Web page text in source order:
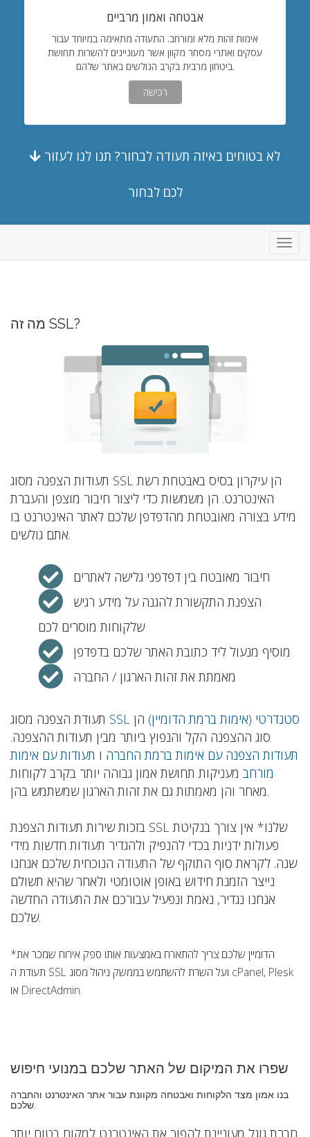
אבטחה ואמון מרביים
אימות זהות מלא ומורחב. התעודה מתאימה במיוחד עבור
עסקים ואתרי מסחר מקוון אשר מעוניינים להשרות תחושת
ביטחון מרבית בקרב הגולשים באתר שלהם.
רכישה
לכם לבחור
ניווט
מה זה SSL?
תעודות הצפנה מסוג SSL הן עיקרון בסיס באבטחת רשת
האינטרנט. הן משמשות כדי ליצור חיבור מוצפן והעברת
מידע בצורה מאובטחת מהדפדפן שלכם לאתר האינטרנט בו
אתם גולשים.
חיבור מאובטח בין דפדפני גלישה לאתרים
הצפנת התקשורת להגנה על מידע רגיש
שלקוחות מוסרים לכם
מוסיף מנעול ליד כתובת האתר שלכם בדפדפן
מאמתת את זהות הארגון / החברה
SSL סטנדרטי (אימות ברמת הדומיין) הן
סוג ההצפנה הקל והנפוץ ביותר מבין תעודות ההצפנה.
תעודות הצפנה עם אימות ברמת החברה ו תעודות עם אימות
מורחב מעניקות תחושת אמון גבוהה יותר בקרב לקוחות
מאחר והן מאמתות גם את זהות הארגון שמשתמש בהן.
בזכות שירות תעודות הצפנת SSL שלנו* אין צורך בנקיטת
פעולות ידניות בכדי להנפיק ולהגדיר תעודות חדשות מידי
שנה. לקראת סוף התוקף של התעודה הנוכחית שלכם אנחנו
נייצר הזמנת חידוש באופן אוטומטי ולאחר שהיא תשולם
אנחנו נגדיר, נאמת ונפעיל עבורכם את התעודה החדשה
שלכם.
*הדומיין שלכם צריך להתארח באמצעות אותו ספק אירוח שמכר את
תעודת ה SSL ועל השרת להשתמש בממשק ניהול מסוג cPanel, Plesk
או DirectAdmin.
שפרו את המיקום של האתר שלכם במנועי חיפוש
בנו אמון מצד הלקוחות ואבטחה מקוונת עבור אתר האינטרנט והחברה
חברת גוגל מעוניינת להפוך את האינטרנט למקום בטוח יותר